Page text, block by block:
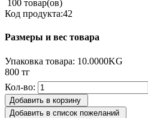
100 товар(ов)
Код продукта:42
Размеры и вес товара
Упаковка товара: 10.0000KG
800 тг
Кол-во:
Добавить в корзину
Добавить в список пожеланий